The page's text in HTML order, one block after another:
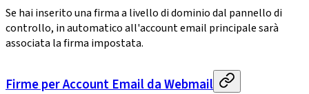
Se hai inserito una firma a livello di dominio dal pannello di
controllo, in automatico all'account email principale sarà
associata la firma impostata.
Firme per Account Email da Webmail